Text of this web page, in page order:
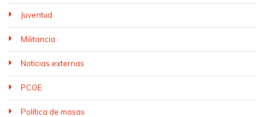
Juventud
Militancia
Noticias externas
PCOE
Política de masas